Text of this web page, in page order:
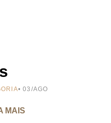
• 03/AGO
MAIS